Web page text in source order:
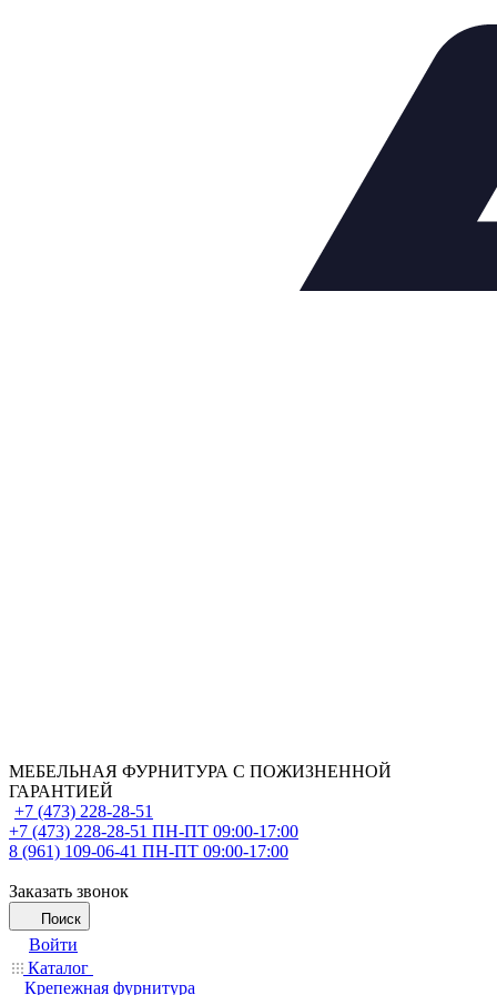
МЕБЕЛЬНАЯ ФУРНИТУРА С ПОЖИЗНЕННОЙ
ГАРАНТИЕЙ
+7 (473) 228-28-51
+7 (473) 228-28-51 ПН-ПТ 09:00-17:00
8 (961) 109-06-41 ПН-ПТ 09:00-17:00
Заказать звонок
Поиск
Войти
Каталог
Крепежная фурнитура